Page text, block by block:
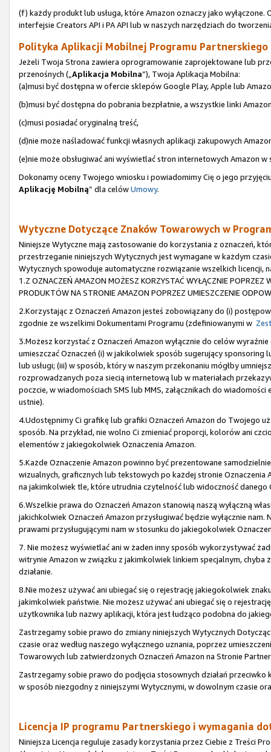
(f) każdy produkt lub usługa, które Amazon oznaczy jako
interfejsie Creators API i PA API lub w naszych narzędziach do
Polityka Aplikacji Mobilnej Programu
Jeżeli Twoja Strona zawiera oprogramowanie zaprojektowane lub
przenośnych („ Aplikacja Mobilna”), Twoja Aplikacja Mobilna:
(a)musi być dostępna w ofercie sklepów Google Play, Apple lub
(b)musi być dostępna do pobrania bezpłatnie, a wszystkie linki
(c)musi posiadać oryginalną treść,
(d)nie może naśladować funkcji własnych aplikacji zakupowych
(e)nie może obsługiwać ani wyświetlać stron internetowych Amazon w
Dokonamy oceny Twojego wniosku i powiadomimy Cię o jego
Aplikację Mobilną” dla celówUmowy.
Wytyczne Dotyczące Znaków Towarowych w
Niniejsze Wytyczne mają zastosowanie do korzystania z oznaczeń,
przestrzeganie niniejszych Wytycznych jest wymagane w każdym
Wytycznych spowoduje automatyczne rozwiązanie wszelkich licencji,
1.Z OZNACZEŃ AMAZON MOŻESZ KORZYSTAĆ WYŁĄCZNIE POPRZEZ
PRODUKTÓW NA STRONIE AMAZON POPRZEZ UMIESZCZENIE
2.Korzystając z Oznaczeń Amazon jesteś zobowiązany do (i)
zgodnie ze wszelkimi Dokumentami Programu (zdefiniowanymi w
3.Możesz korzystać z Oznaczeń Amazon wyłącznie do celów
umieszczać Oznaczeń (i) w jakikolwiek sposób sugerujący
lub usługi; (iii) w sposób, który w naszym przekonaniu mógłby
rozprowadzanych poza siecią internetową lub w materiałach
poczcie, w wiadomościach SMS lub MMS, załącznikach do
ustnie).
4.Udostępnimy Ci grafikę lub grafiki Oznaczeń Amazon do Twojego
sposób. Na przykład, nie wolno Ci zmieniać proporcji, kolorów ani
elementów z jakiegokolwiek Oznaczenia Amazon.
5.Każde Oznaczenie Amazon powinno być prezentowane
wizualnych, graficznych lub tekstowych po każdej stronie Oznaczenia
na jakimkolwiek tle, które utrudnia czytelność lub widoczność danego
6.Wszelkie prawa do Oznaczeń Amazon stanowią naszą wyłączną
jakichkolwiek Oznaczeń Amazon przysługiwać będzie wyłącznie
prawami przysługującymi nam w stosunku do jakiegokolwiek
7. Nie możesz wyświetlać ani w żaden inny sposób wykorzystywać
witrynie Amazon w związku z jakimkolwiek linkiem specjalnym,
działanie.
8.Nie możesz używać ani ubiegać się o rejestrację jakiegokolwiek
jakimkolwiek państwie. Nie możesz używać ani ubiegać się o
użytkownika lub nazwy aplikacji, która jest łudząco podobna do
Zastrzegamy sobie prawo do zmiany niniejszych Wytycznych
czasie oraz według naszego wyłącznego uznania, poprzez
Towarowych lub zatwierdzonych Oznaczeń Amazon na Stronie
Zastrzegamy sobie prawo do podjęcia stosownych działań
w sposób niezgodny z niniejszymi Wytycznymi, w dowolnym czasie
Licencja IP programu Partnerskiego i wymagania
Niniejsza Licencja reguluje zasady korzystania przez Ciebie z Treści